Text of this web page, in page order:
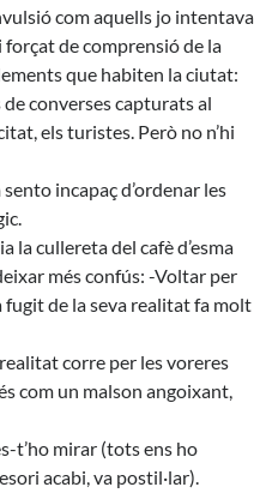
com aquells jo intentava
forçat de comprensió de la
que habiten la ciutat:
converses capturats al
els turistes. Però no n’hi
incapaç d’ordenar les
la cullereta del cafè d’esma
més confús: -Voltar per
fugit de la seva realitat fa molt
corre per les voreres
com un malson angoixant,
t’ho mirar (tots ens ho
acabi, va postil·lar).